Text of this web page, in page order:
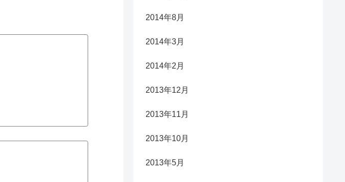
2014年8月
2014年3月
2014年2月
2013年12月
2013年11月
2013年10月
2013年5月